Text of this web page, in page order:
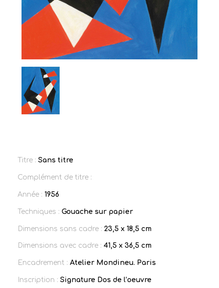
Titre : Sans titre
Complément de titre :
Année : 1956
Techniques : Gouache sur papier
Dimensions sans cadre : 23,5 x 18,5 cm
Dimensions avec cadre : 41,5 x 36,5 cm
Encadrement : Atelier Mondineu. Paris
Inscription : Signature Dos de l’oeuvre